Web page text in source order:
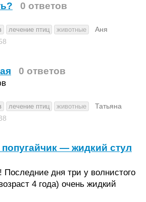
0 ответов
лечение птиц животные
Аня
0 ответов
лечение птиц животные
Татьяна
— жидкий стул
Последние дня три у волнистого
4 года) очень жидкий